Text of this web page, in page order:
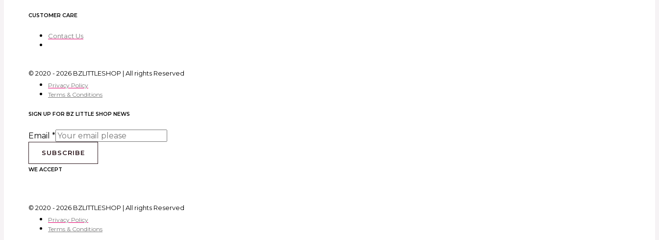
CUSTOMER CARE
Contact Us
© 2020 - 2026 BZLITTLESHOP | All rights Reserved
Privacy Policy
Terms & Conditions
SIGN UP FOR BZ LITTLE SHOP NEWS
Email *
SUBSCRIBE
WE ACCEPT
© 2020 - 2026 BZLITTLESHOP | All rights Reserved
Privacy Policy
Terms & Conditions